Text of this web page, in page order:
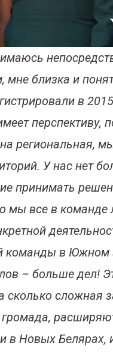
близка и
в
перспективу,
региональная,
У нас нет
принимать
мы все в команде
команды в Южном
– больше дел!
сложная
в Новых Белярах,